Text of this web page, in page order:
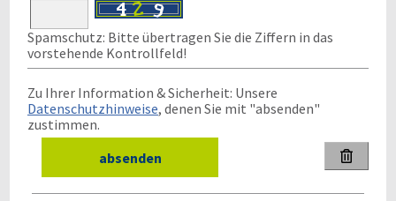
Spamschutz: Bitte übertragen Sie die Ziffern in das
vorstehende Kontrollfeld!
Zu Ihrer Information & Sicherheit: Unsere
Datenschutzhinweise, denen Sie mit "absenden"
zustimmen.
